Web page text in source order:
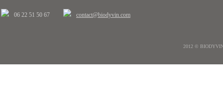
06 22 51 50 67 contact@biodyvin.com
2012 ©